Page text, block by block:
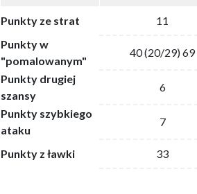
Punkty ze strat 11
Punkty w
"pomalowanym"
40 (20/29) 69
Punkty drugiej
szansy
6
Punkty szybkiego
ataku
7
Punkty z ławki 33